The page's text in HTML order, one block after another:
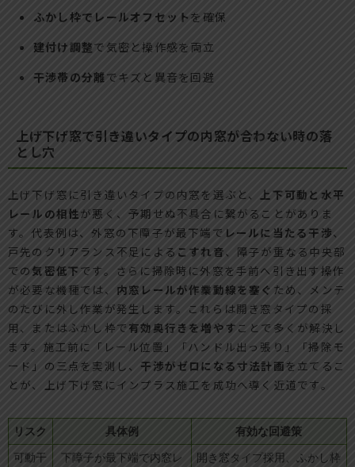
ふかし枠でレールオフセット を確保
建付け調整で気密と操作感を両立
干渉帯の分離 でキズと異音を回避
上げ下げ窓で引き違いタイプの内窓が合わない時の落
とし穴
上げ下げ窓に引き違いタイプの内窓を選ぶと、
上下可動と水平
レールの相性が悪く、予期せぬ不具合に繋がることがありま
す。代表例は、外窓の下障子が最下端で レールに当たる干渉、
戸先のクリアランス不足による こすれ音、障子が重なる中央部
での 気密低下 です。さらに掃除時に外窓を手前へ引き出す操作
が必要な機種では、 内窓レールが作業動線を塞ぐ ため、メンテ
のたびに外し作業が発生します。これらは開き窓タイプの採
用、またはふかし枠で 有効奥行きを増やす ことで多くが解決し
ます。施工前に「レール位置」「ハンドル出っ張り」「掃除モ
ード」の三点を実測し、 干渉がゼロになる寸法計画を立てるこ
とが、上げ下げ窓にインプラス施工を成功へ導く近道です。
リスク 具体例 有効な回避策
可動干
下障子が最下端で内窓レ
開き窓タイプ採用、ふかし枠